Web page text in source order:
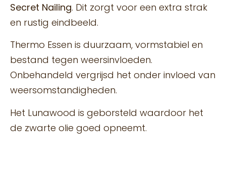
Secret Nailing. Dit zorgt voor een extra strak
en rustig eindbeeld.
Thermo Essen is duurzaam, vormstabiel en
bestand tegen weersinvloeden.
Onbehandeld vergrijsd het onder invloed van
weersomstandigheden.
Het Lunawood is geborsteld waardoor het
de zwarte olie goed opneemt.